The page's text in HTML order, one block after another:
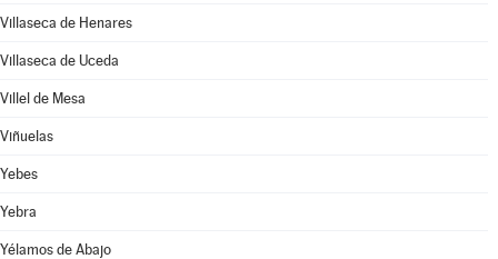
Villaseca de Henares
Villaseca de Uceda
Villel de Mesa
Viñuelas
Yebes
Yebra
Yélamos de Abajo